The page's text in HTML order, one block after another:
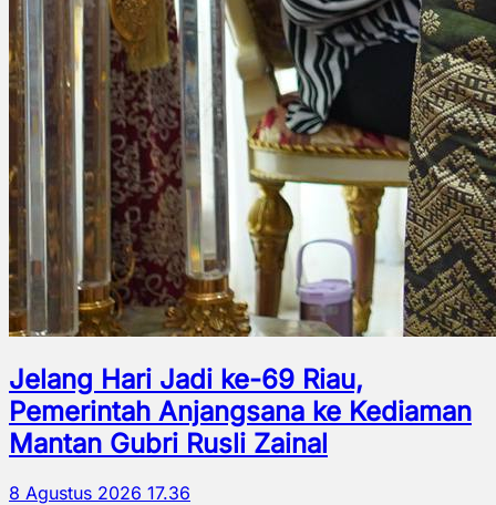
Jelang Hari Jadi ke-69 Riau,
Pemerintah Anjangsana ke Kediaman
Mantan Gubri Rusli Zainal
8 Agustus 2026 17.36